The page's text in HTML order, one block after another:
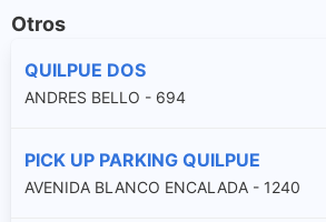
Otros
QUILPUE DOS
ANDRES BELLO - 694
PICK UP PARKING QUILPUE
AVENIDA BLANCO ENCALADA - 1240